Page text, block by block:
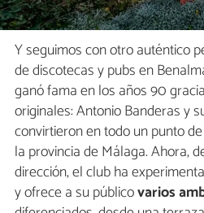
Y seguimos con otro auténtico
de discotecas y pubs en
ganó fama en los años 90
originales: Antonio Banderas y
convirtieron en todo un punto
la provincia de Málaga. Ahora,
dirección, el club ha
y ofrece a su públicovarios